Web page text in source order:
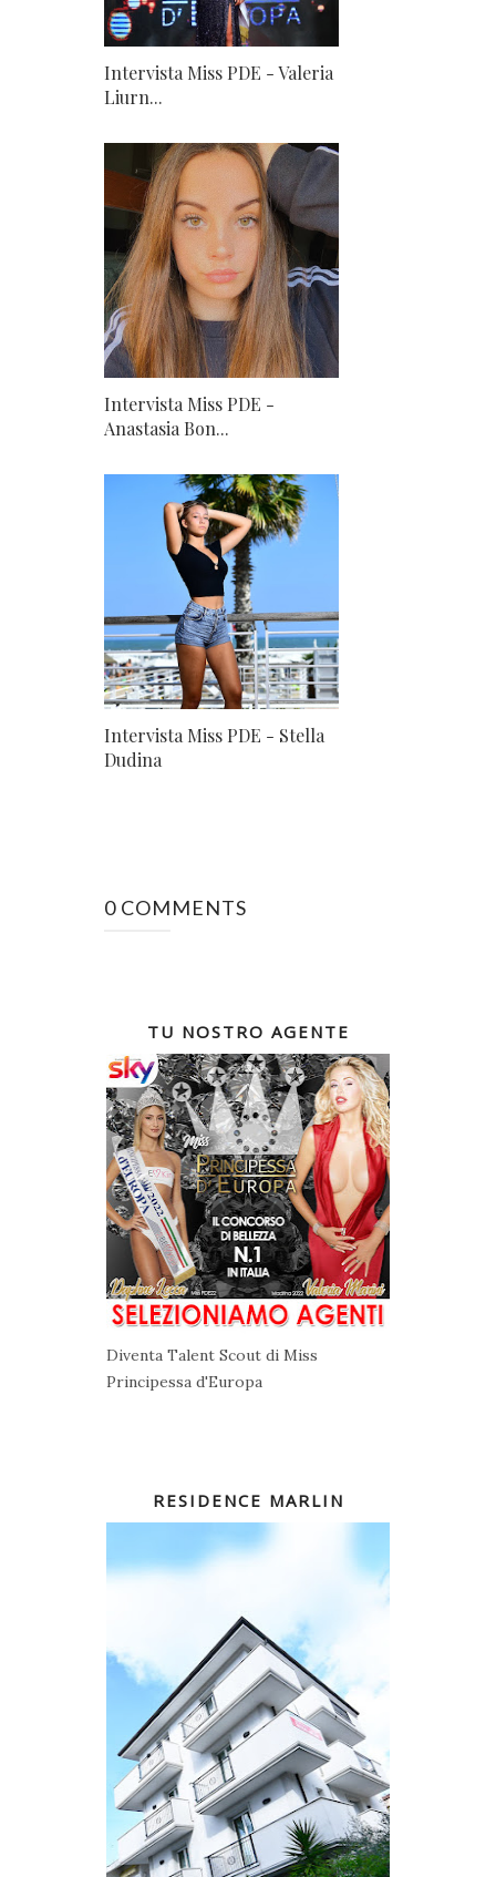
Intervista Miss PDE - Valeria
Liurn...
Intervista Miss PDE -
Anastasia Bon...
Intervista Miss PDE - Stella
Dudina
0 COMMENTS
TU NOSTRO AGENTE
Diventa Talent Scout di Miss
Principessa d'Europa
RESIDENCE MARLIN